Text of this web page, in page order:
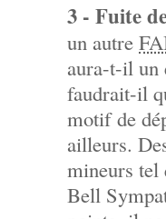
3 - Fuite
un autre
aura-t-il un
faudrait-il
motif de
ailleurs.
mineurs tel
Bell